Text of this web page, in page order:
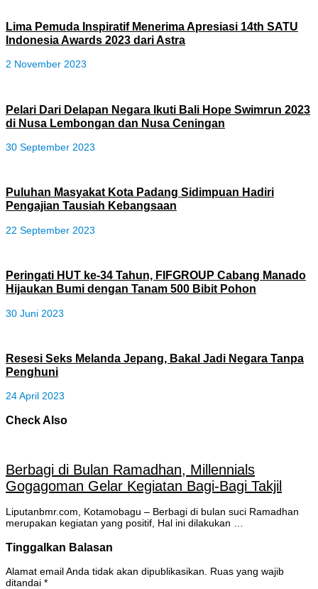
Lima Pemuda Inspiratif Menerima Apresiasi 14th SATU
Indonesia Awards 2023 dari Astra
2 November 2023
Pelari Dari Delapan Negara Ikuti Bali Hope Swimrun 2023
di Nusa Lembongan dan Nusa Ceningan
30 September 2023
Puluhan Masyakat Kota Padang Sidimpuan Hadiri
Pengajian Tausiah Kebangsaan
22 September 2023
Peringati HUT ke-34 Tahun, FIFGROUP Cabang Manado
Hijaukan Bumi dengan Tanam 500 Bibit Pohon
30 Juni 2023
Resesi Seks Melanda Jepang, Bakal Jadi Negara Tanpa
Penghuni
24 April 2023
Check Also
Berbagi di Bulan Ramadhan, Millennials
Gogagoman Gelar Kegiatan Bagi-Bagi Takjil
Liputanbmr.com, Kotamobagu – Berbagi di bulan suci Ramadhan
merupakan kegiatan yang positif, Hal ini dilakukan …
Tinggalkan Balasan
Alamat email Anda tidak akan dipublikasikan.
Ruas yang wajib
ditandai *